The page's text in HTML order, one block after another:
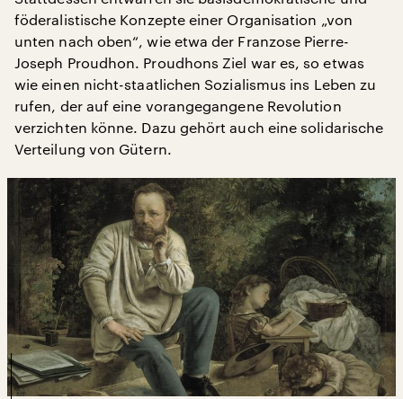
föderalistische Konzepte einer Organisation „von
unten nach oben“, wie etwa der Franzose Pierre-
Joseph Proudhon. Proudhons Ziel war es, so etwas
wie einen nicht-staatlichen Sozialismus ins Leben zu
rufen, der auf eine vorangegangene Revolution
verzichten könne. Dazu gehört auch eine solidarische
Verteilung von Gütern.